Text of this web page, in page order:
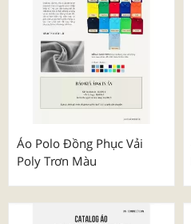
Áo Polo Đồng Phục Vải
Poly Trơn Màu